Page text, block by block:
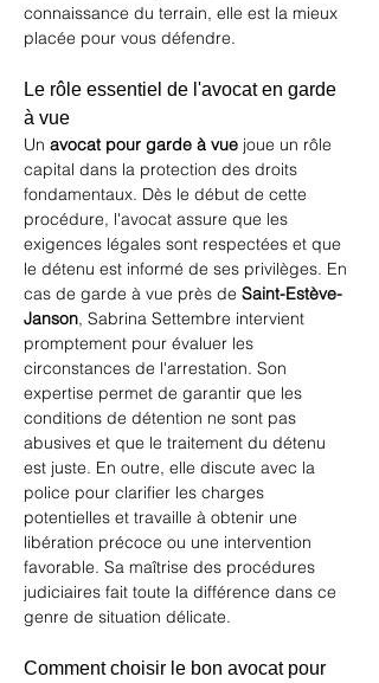
connaissance du terrain, elle est la mieux
placée pour vous défendre.
Le rôle essentiel de l'avocat en garde
à vue
Un avocat pour garde à vue joue un rôle
capital dans la protection des droits
fondamentaux. Dès le début de cette
procédure, l'avocat assure que les
exigences légales sont respectées et que
le détenu est informé de ses privilèges. En
cas de garde à vue près de Saint-Estève-
Janson, Sabrina Settembre intervient
promptement pour évaluer les
circonstances de l'arrestation. Son
expertise permet de garantir que les
conditions de détention ne sont pas
abusives et que le traitement du détenu
est juste. En outre, elle discute avec la
police pour clarifier les charges
potentielles et travaille à obtenir une
libération précoce ou une intervention
favorable. Sa maîtrise des procédures
judiciaires fait toute la différence dans ce
genre de situation délicate.
Comment choisir le bon avocat pour